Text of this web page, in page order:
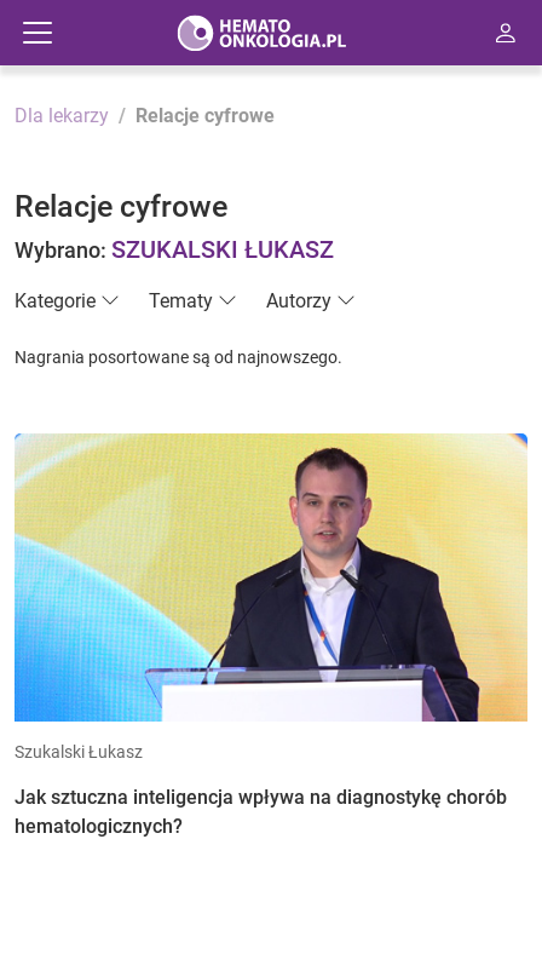
Dla lekarzy Relacje cyfrowe
Relacje cyfrowe
Wybrano: SZUKALSKI ŁUKASZ
Kategorie Tematy Autorzy
Nagrania posortowane są od najnowszego.
Szukalski Łukasz
Jak sztuczna inteligencja wpływa na diagnostykę chorób
hematologicznych?